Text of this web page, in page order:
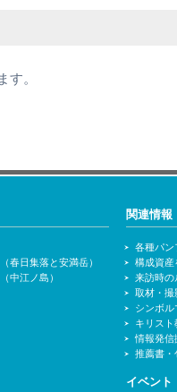
。
春日集落と安満岳）
中江ノ島）
関連情報
各種パン
構成資産
来訪時の
取材・撮
シンボル
キリス
情報発信
推薦書・
イベント